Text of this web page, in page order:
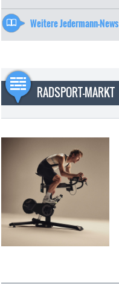
Weitere Jedermann-News
RADSPORT-MARKT